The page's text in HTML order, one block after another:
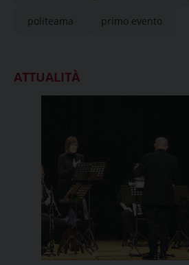
politeama primo evento
ATTUALITÀ